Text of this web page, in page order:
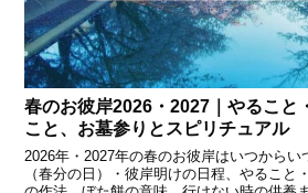
春のお彼岸2026・2027｜やること
こと、お墓参りとスピリチュアル
2026年・2027年の春のお彼岸はいつからい
（春分の日）・彼岸明けの日程、やること